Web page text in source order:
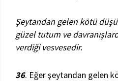
Şeytandan gelen kötü
güzel tutum ve
verdiği vesvesedir.
36. Eğer şeytandan gelen